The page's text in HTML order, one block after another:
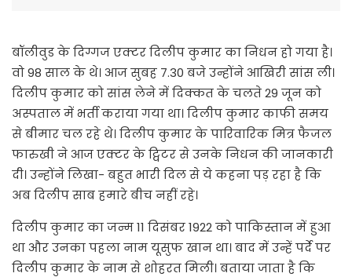
बॉलीवुड के दिग्गज एक्टर दिलीप कुमार का निधन हो गया है।
वो 98 साल के थे। आज सुबह 7.30 बजे उन्होंने आखिरी सांस ली।
दिलीप कुमार को सांस लेने में दिक्कत के चलते 29 जून को
अस्पताल में भर्ती कराया गया था। दिलीप कुमार काफी समय
से बीमार चल रहे थे। दिलीप कुमार के पारिवारिक मित्र फैजल
फारुखी ने आज एक्टर के ट्विटर से उनके निधन की जानकारी
दी। उन्होंने लिखा- बहुत भारी दिल से ये कहना पड़ रहा है कि
अब दिलीप साब हमारे बीच नहीं रहे।
दिलीप कुमार का जन्म 11 दिसंबर 1922 को पाकिस्तान में हुआ
था और उनका पहला नाम यूसुफ खान था। बाद में उन्हें पर्दे पर
दिलीप कुमार के नाम से शोहरत मिली। बताया जाता है कि